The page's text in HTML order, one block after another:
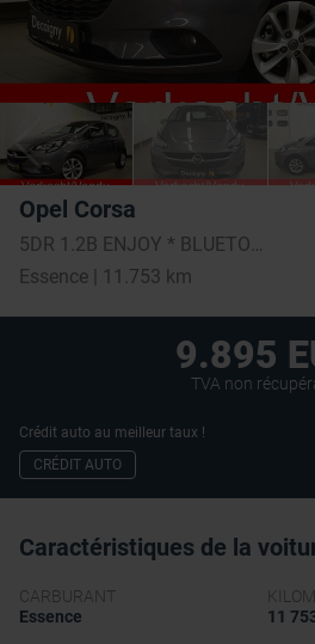
Opel Corsa
Essence | 11.753 km
9.895
TVA non
Crédit auto au meilleur taux !
CRÉDIT AUTO
Caractéristiques de la
CARBURANT
Essence
11